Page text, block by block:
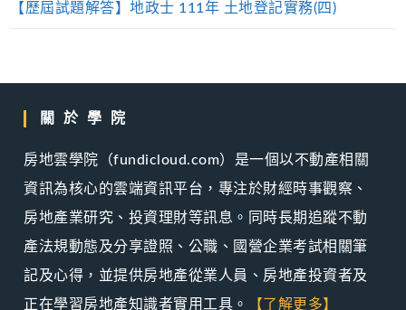
【歷屆試題解答】地政士 111年 土地登記實務(四)
關於學院
房地雲學院（fundicloud.com）是一個以不動產相關
資訊為核心的雲端資訊平台，專注於財經時事觀察、
房地產業研究、投資理財等訊息。同時長期追蹤不動
產法規動態及分享證照、公職、國營企業考試相關筆
記及心得，並提供房地產從業人員、房地產投資者及
正在學習房地產知識者實用工具。
【了解更多】